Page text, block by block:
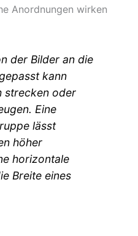
Anordnungen wirken
der Bilder an die
kann
strecken oder
Eine
lässt
höher
horizontale
Breite eines